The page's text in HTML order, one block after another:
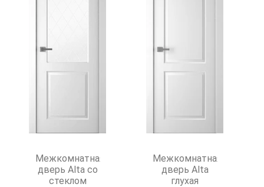
Межкомнатная
дверь Alta со
стеклом
Межкомнатная
дверь Alta
глухая